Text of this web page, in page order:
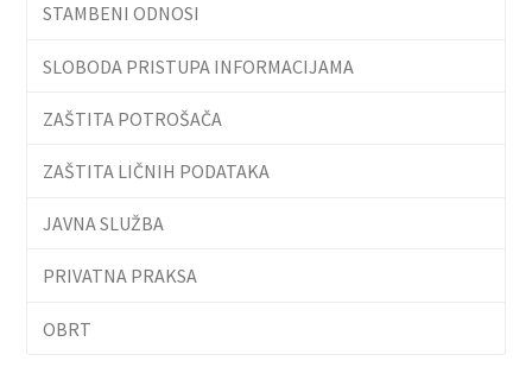
STAMBENI ODNOSI
SLOBODA PRISTUPA INFORMACIJAMA
ZAŠTITA POTROŠAČA
ZAŠTITA LIČNIH PODATAKA
JAVNA SLUŽBA
PRIVATNA PRAKSA
OBRT